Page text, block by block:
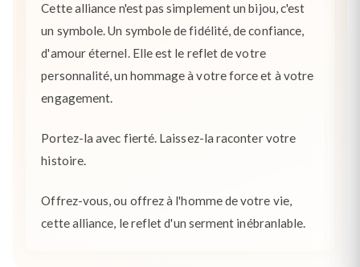
Cette alliance n'est pas simplement un bijou, c'est
un symbole. Un symbole de fidélité, de confiance,
d'amour éternel. Elle est le reflet de votre
personnalité, un hommage à votre force et à votre
engagement.
Portez-la avec fierté. Laissez-la raconter votre
histoire.
Offrez-vous, ou offrez à l'homme de votre vie,
cette alliance, le reflet d'un serment inébranlable.